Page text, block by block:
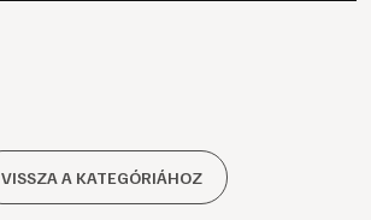
VISSZA A KATEGÓRIÁHOZ